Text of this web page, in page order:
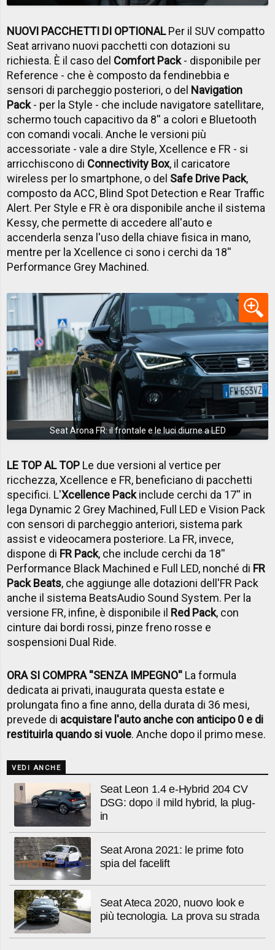
NUOVI PACCHETTI DI OPTIONALPer il SUV compatto
Seat arrivano nuovi pacchetti con dotazioni su
richiesta. È il caso del Comfort Pack- disponibile per
Reference - che è composto da fendinebbia e
sensori di parcheggio posteriori, o del Navigation
Pack- per la Style - che include navigatore satellitare,
schermo touch capacitivo da 8'' a colori e Bluetooth
con comandi vocali. Anche le versioni più
accessoriate - vale a dire Style, Xcellence e FR - si
arricchiscono di Connectivity Box, il caricatore
wireless per lo smartphone, o del Safe Drive Pack,
composto da ACC, Blind Spot Detection e Rear Traffic
Alert. Per Style e FR è ora disponibile anche il sistema
Kessy, che permette di accedere all'auto e
accenderla senza l'uso della chiave fisica in mano,
mentre per la Xcellence ci sono i cerchi da 18''
Performance Grey Machined.
Seat Arona FR: il frontale e le luci diurne a LED
LE TOP AL TOP Le due versioni al vertice per
ricchezza, Xcellence e FR, beneficiano di pacchetti
specifici. L'Xcellence Packinclude cerchi da 17'' in
lega Dynamic 2 Grey Machined, Full LED e Vision Pack
con sensori di parcheggio anteriori, sistema park
assist e videocamera posteriore. La FR, invece,
dispone di FR Pack, che include cerchi da 18''
Performance Black Machined e Full LED, nonché di FR
Pack Beats, che aggiunge alle dotazioni dell'FR Pack
anche il sistema BeatsAudio Sound System. Per la
versione FR, infine, è disponibile il Red Pack, con
cinture dai bordi rossi, pinze freno rosse e
sospensioni Dual Ride.
ORA SI COMPRA ''SENZA IMPEGNO'' La formula
dedicata ai privati, inaugurata questa estate e
prolungata fino a fine anno, della durata di 36 mesi,
prevede di acquistare l'auto anche con anticipo 0 e di
restituirla quando si vuole. Anche dopo il primo mese.
VEDI ANCHE
Seat Leon 1.4 e-Hybrid 204 CV
DSG: dopo il mild hybrid, la plug-
in
Seat Arona 2021: le prime foto
spia del facelift
Seat Ateca 2020, nuovo look e
più tecnologia. La prova su strada